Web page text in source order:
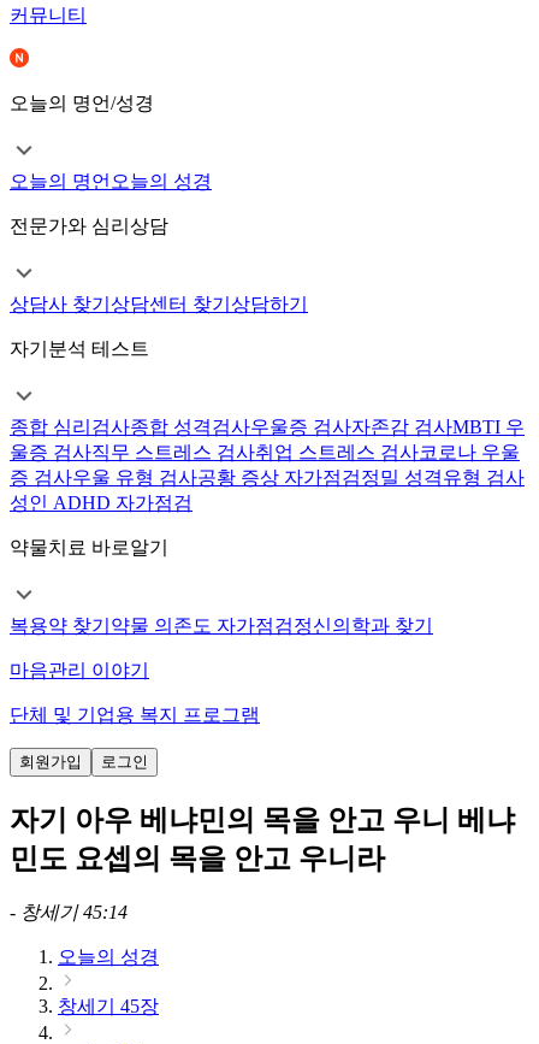
커뮤니티
오늘의 명언/성경
오늘의 명언 오늘의 성경
전문가와 심리상담
상담사 찾기 상담센터 찾기 상담하기
자기분석 테스트
종합 심리검사종합 성격검사우울증 검사자존감 검사MBTI 우
울증 검사직무 스트레스 검사취업 스트레스 검사코로나 우울
증 검사우울 유형 검사공황 증상 자가점검정밀 성격유형 검사
성인 ADHD 자가점검
약물치료 바로알기
복용약 찾기 약물 의존도 자가점검정신의학과 찾기
마음관리 이야기
단체 및 기업용 복지 프로그램
회원가입 로그인
자기 아우 베냐민의 목을 안고 우니 베냐
민도 요셉의 목을 안고 우니라
- 창세기 45:14
오늘의 성경
창세기 45장